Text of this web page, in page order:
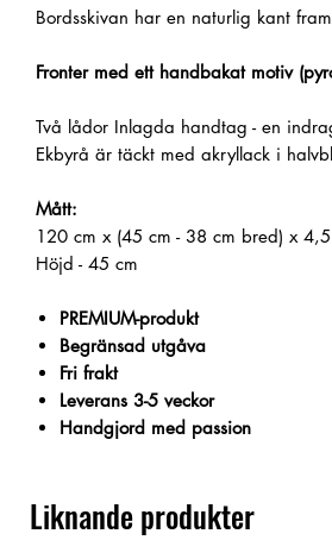
Bordsskivan har en naturlig kant
Fronter med ett handbakat motiv
Två lådor Inlagda handtag - en
Ekbyrå är täckt med akryllack i
Mått:
120 cm x (45 cm - 38 cm bred) x
Höjd - 45 cm
PREMIUM-produkt
Begränsad utgåva
Fri frakt
Leverans 3-5 veckor
Handgjord med passion
Liknande produkter